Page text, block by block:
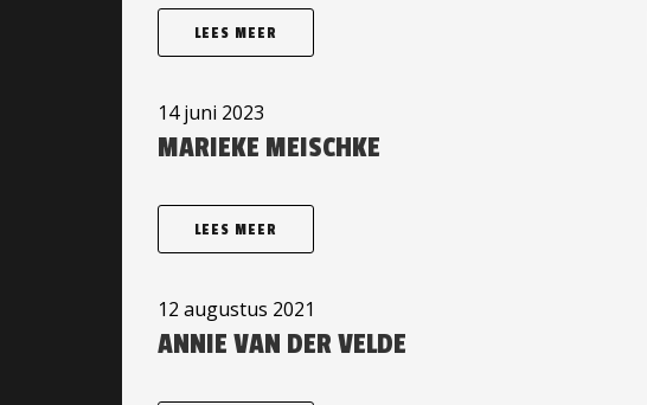
LEES MEER
14 juni 2023
MARIEKE MEISCHKE
LEES MEER
12 augustus 2021
ANNIE VAN DER VELDE